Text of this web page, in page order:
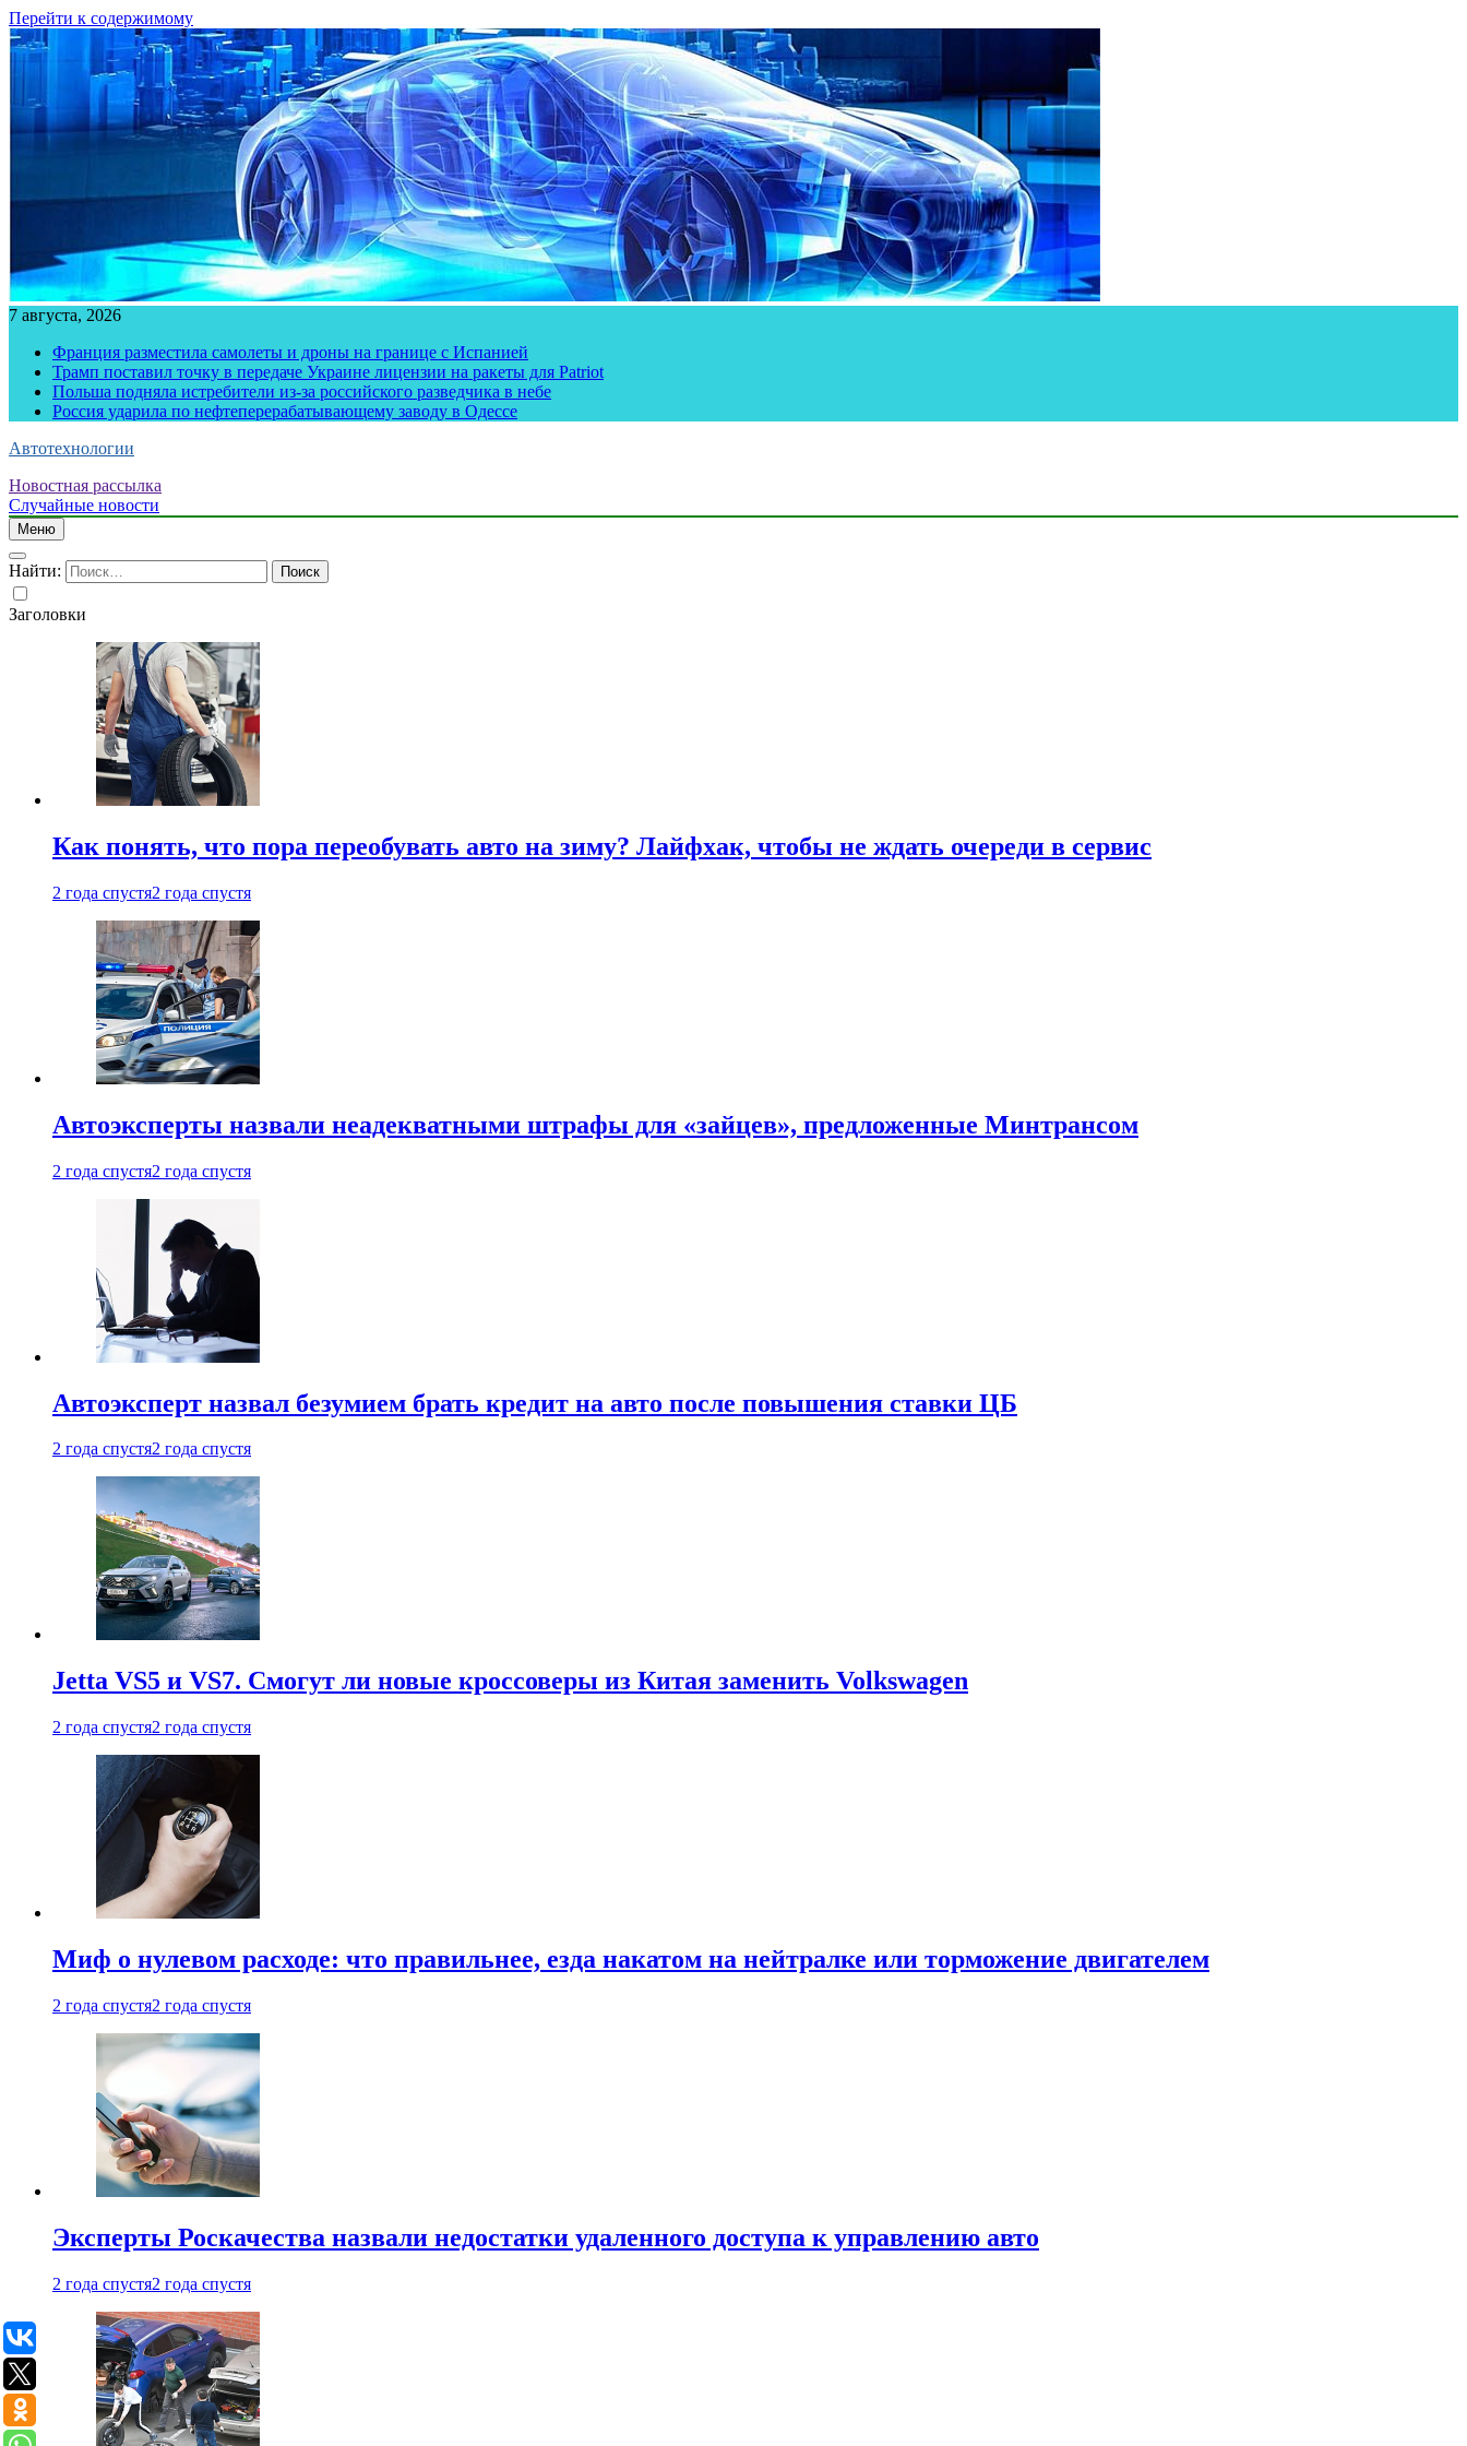
Перейти к содержимому
7 августа, 2026
Франция разместила самолеты и дроны на границе с Испанией
Трамп поставил точку в передаче Украине лицензии на ракеты для Patriot
Польша подняла истребители из-за российского разведчика в небе
Россия ударила по нефтеперерабатывающему заводу в Одессе
Автотехнологии
Новостная рассылка
Случайные новости
Меню
Найти:
Заголовки
Как понять, что пора переобувать авто на зиму? Лайфхак, чтобы не ждать очереди в сервис
2 года спустя2 года спустя
Автоэксперты назвали неадекватными штрафы для «зайцев», предложенные Минтрансом
2 года спустя2 года спустя
Автоэксперт назвал безумием брать кредит на авто после повышения ставки ЦБ
2 года спустя2 года спустя
Jetta VS5 и VS7. Смогут ли новые кроссоверы из Китая заменить Volkswagen
2 года спустя2 года спустя
Миф о нулевом расходе: что правильнее, езда накатом на нейтралке или торможение двигателем
2 года спустя2 года спустя
Эксперты Роскачества назвали недостатки удаленного доступа к управлению авто
2 года спустя2 года спустя